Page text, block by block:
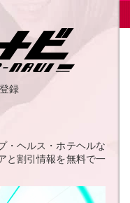
録
・ヘルス・ホテヘルな
と割引情報を無料で一